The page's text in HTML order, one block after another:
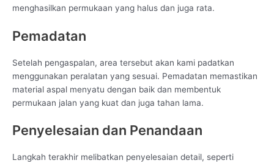
menghasilkan permukaan yang halus dan juga rata.
Pemadatan
Setelah pengaspalan, area tersebut akan kami padatkan
menggunakan peralatan yang sesuai. Pemadatan memastikan
material aspal menyatu dengan baik dan membentuk
permukaan jalan yang kuat dan juga tahan lama.
Penyelesaian dan Penandaan
Langkah terakhir melibatkan penyelesaian detail, seperti